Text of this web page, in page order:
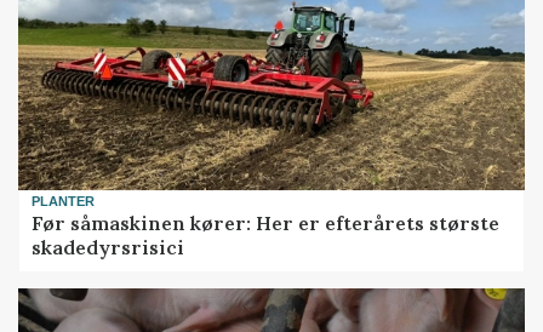
PLANTER
Før såmaskinen kører: Her er efterårets største
skadedyrsrisici